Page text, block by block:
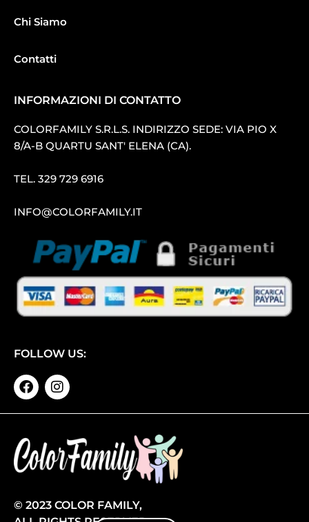
Chi Siamo
Contatti
INFORMAZIONI DI CONTATTO
COLORFAMILY S.R.L.S. INDIRIZZO SEDE: VIA PIO X
8/A-B QUARTU SANT′ ELENA (CA).
TEL. 329 729 6916
INFO@COLORFAMILY.IT
FOLLOW US:
© 2023 COLOR FAMILY,